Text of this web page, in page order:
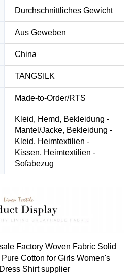
Durchschnittliches Gewicht
Aus Geweben
China
TANGSILK
Made-to-Order/RTS
Kleid, Hemd, Bekleidung -
Mantel/Jacke, Bekleidung -
Kleid, Heimtextilien -
Kissen, Heimtextilien -
Sofabezug